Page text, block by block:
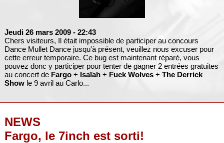
Jeudi 26 mars 2009 - 22:43
Chers visiteurs, Il était impossible de participer au concours
Dance Mullet Dance jusqu'à présent, veuillez nous excuser pour
cette erreur temporaire. Ce bug est maintenant réparé, vous
pouvez donc y participer pour tenter de gagner 2 entrées gratuites
au concert de Fargo+ Isaïah+ Fuck Wolves + The Derrick
Show le 9 avril au Carlo...
NEWS
Fargo, le 7inch est sorti!